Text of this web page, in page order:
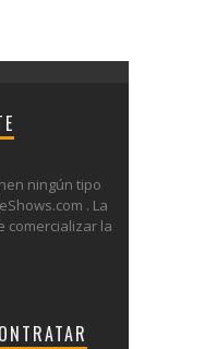
ningún tipo
. La
comercializar la